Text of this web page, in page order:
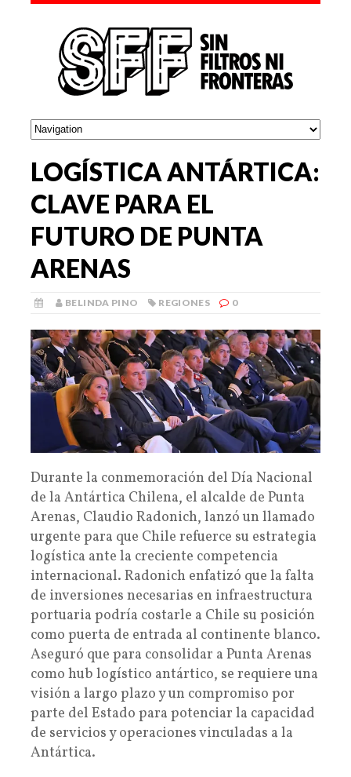
LOGÍSTICA ANTÁRTICA:
CLAVE PARA EL
FUTURO DE PUNTA
ARENAS
BELINDA PINO REGIONES 0
Durante la conmemoración del Día Nacional
de la Antártica Chilena, el alcalde de Punta
Arenas, Claudio Radonich, lanzó un llamado
urgente para que Chile refuerce su estrategia
logística ante la creciente competencia
internacional. Radonich enfatizó que la falta
de inversiones necesarias en infraestructura
portuaria podría costarle a Chile su posición
como puerta de entrada al continente blanco.
Aseguró que para consolidar a Punta Arenas
como hub logístico antártico, se requiere una
visión a largo plazo y un compromiso por
parte del Estado para potenciar la capacidad
de servicios y operaciones vinculadas a la
Antártica.